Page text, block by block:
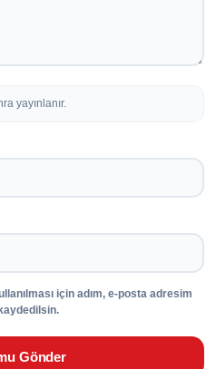
yayınlanır.
için adım, e-posta adresim